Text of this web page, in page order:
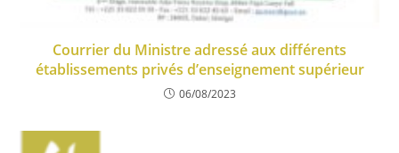
Courrier du Ministre adressé aux différents
établissements privés d’enseignement supérieur
06/08/2023